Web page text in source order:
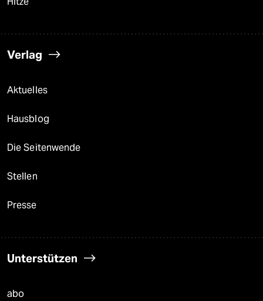
Verlag
Aktuelles
Hausblog
Die Seitenwende
Stellen
Presse
Unterstützen
abo